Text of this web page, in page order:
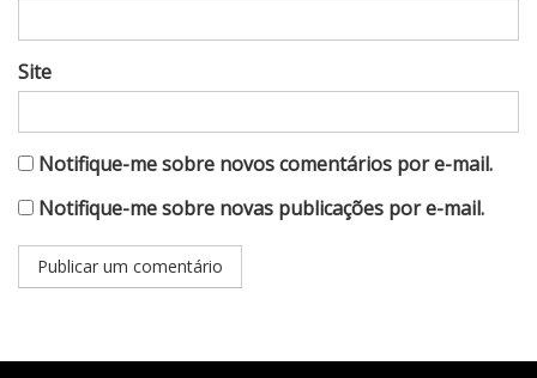
Site
Notifique-me sobre novos comentários por e-mail.
Notifique-me sobre novas publicações por e-mail.